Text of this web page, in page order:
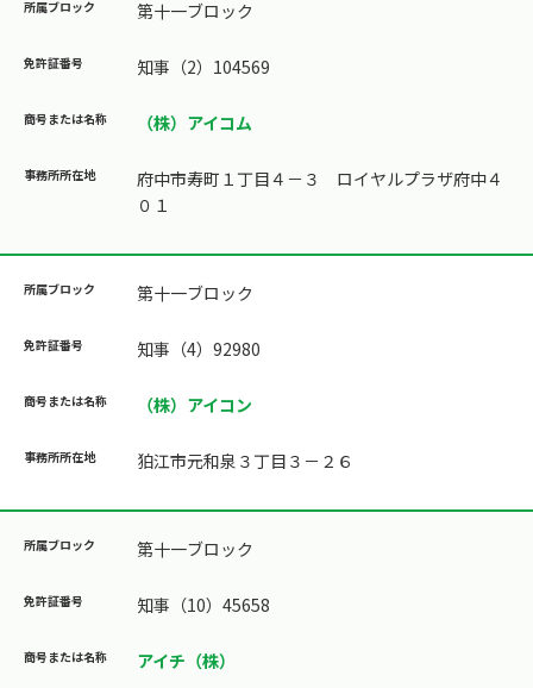
第十一ブロック
知事（2）104569
（株）アイコム
府中市寿町１丁目４－３ ロイヤルプラザ府中４
０１
第十一ブロック
知事（4）92980
（株）アイコン
狛江市元和泉３丁目３－２６
第十一ブロック
知事（10）45658
アイチ（株）